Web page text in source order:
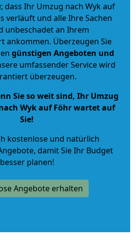
dass Ihr Umzug nach Wyk auf
verläuft und alle Ihre Sachen
unbeschadet an Ihrem
ankommen. Überzeugen Sie
günstigen Angeboten und
umfassender Service wird
überzeugen.
Sie so weit sind, Ihr Umzug
Wyk auf Föhr wartet auf
Sie!
kostenlose und natürlich
, damit Sie Ihr Budget
besser planen!
Angebote erhalten